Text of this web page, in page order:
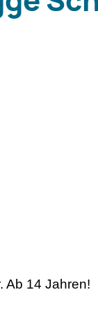
Ab 14 Jahren!